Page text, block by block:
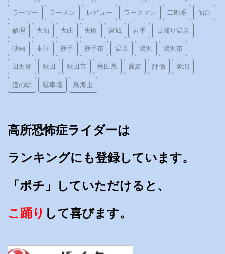
ラーツー ラーメン レビュー ワークマン 二郎系 仙台
修理 大仙 大曲 失敗 宮城 岩手 日帰り温泉
映画 本荘 横手 横手市 温泉 湯沢 湯沢市
田沢湖 秋田 秋田市 秋田県 蕎麦 評価 象潟
道の駅 駐車場 鳥海山
高所恐怖症ライダーは
ランキングにも登録しています。
「ポチ」していただけると、
こ踊り して喜びます。